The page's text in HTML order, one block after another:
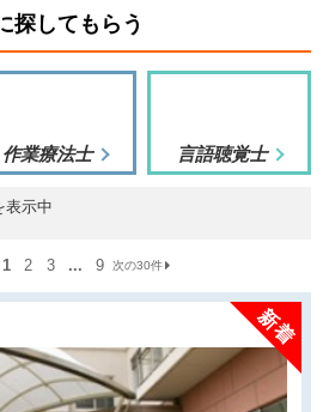
探してもらう
作業療法士 言語聴覚士
表示中
1 2 3 ... 9 次の30件